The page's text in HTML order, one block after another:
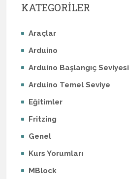
KATEGORİLER
Araçlar
Arduino
Arduino Başlangıç Seviyesi
Arduino Temel Seviye
Eğitimler
Fritzing
Genel
Kurs Yorumları
MBlock